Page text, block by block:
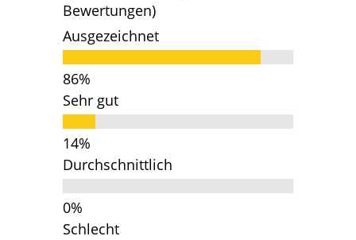
Bewertungen)
Ausgezeichnet
Sehr gut
Durchschnittlich
Schlecht